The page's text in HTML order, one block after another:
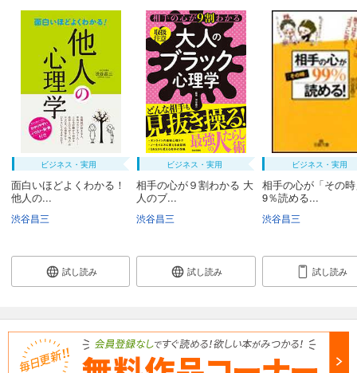
ビジネス・実用
面白いほどよくわかる！
他人の...
渋谷昌三
試し読み
ビジネス・実用
相手の心が９割わかる 大
人のブ...
渋谷昌三
試し読み
ビジネス・実用
相手の心が「その
9％読める...
渋谷昌三
試し読み